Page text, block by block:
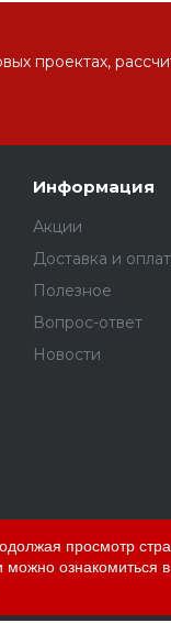
проектах,
Информация
Акции
Доставка и
Полезное
Вопрос-ответ
Новости
просмотр
можно ознакомиться